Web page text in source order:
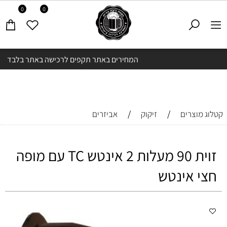
המחירים באתר תקפים לרכישה באתר בלבד
0 0
קטלוג מוצרים / זיקוק / אביזרים
זוית 90 מעלות 2 אינטש TC עם מופה
חצי אינטש